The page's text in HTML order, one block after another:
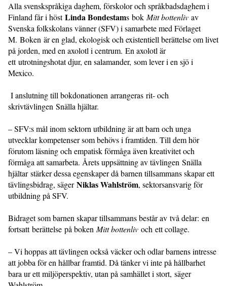
Alla svenskspråkiga daghem, förskolor och språkbadsdaghem i
Finland får i höstLinda Bondestams bok Mitt bottenliv av
Svenska folkskolans vänner (SFV) i samarbete med Förlaget
M. Boken är en glad, ekologisk och existentiell berättelse om livet
på jorden, med en axolotl i centrum. En axolotl är
ett utrotningshotat djur, en salamander, som lever i en sjö i
Mexico.
I anslutning till bokdonationen arrangeras rit- och
skrivtävlingen Snälla hjältar.
– SFV:s mål inom sektorn utbildning är att barn och unga
utvecklar kompetenser som behövs i framtiden. Till dem hör
förutom läsning och empatisk förmåga även kreativitet och
förmåga att samarbeta. Årets uppsättning av tävlingen Snälla
hjältar stärker dessa egenskaper då barnen tillsammans skapar ett
tävlingsbidrag, sägerNiklas Wahlström, sektorsansvarig för
utbildning på SFV.
Bidraget som barnen skapar tillsammans består av två delar: en
fortsatt berättelse på boken Mitt bottenliv och ett collage.
– Vi hoppas att tävlingen också väcker och odlar barnens intresse
att jobba för en hållbar framtid. Då tänker vi inte på hållbarhet
bara ur ett miljöperspektiv, utan på samhället i stort, säger